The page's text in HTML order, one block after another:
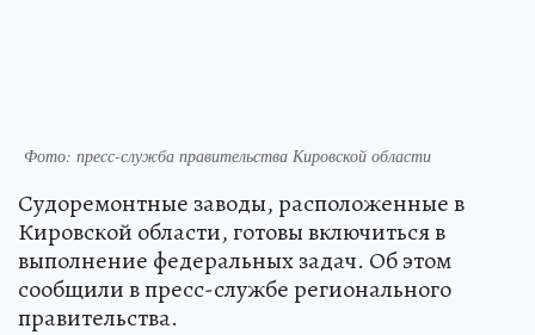
Фото: пресс-служба правительства Кировской области
Судоремонтные заводы, расположенные в
Кировской области, готовы включиться в
выполнение федеральных задач. Об этом
сообщили в пресс-службе регионального
правительства.